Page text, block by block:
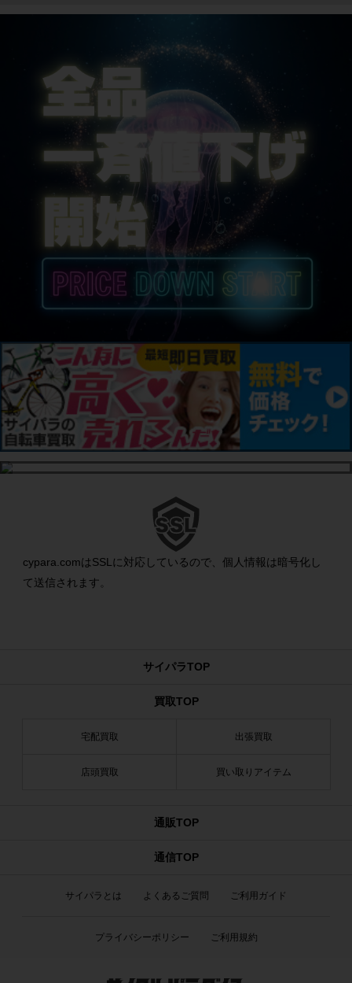
cypara.comはSSLに対応しているので、個人情報は暗号化し
て送信されます。
サイパラTOP
買取TOP
宅配買取 出張買取
店頭買取 買い取りアイテム
通販TOP
通信TOP
サイパラとは よくあるご質問 ご利用ガイド
プライバシーポリシー ご利用規約